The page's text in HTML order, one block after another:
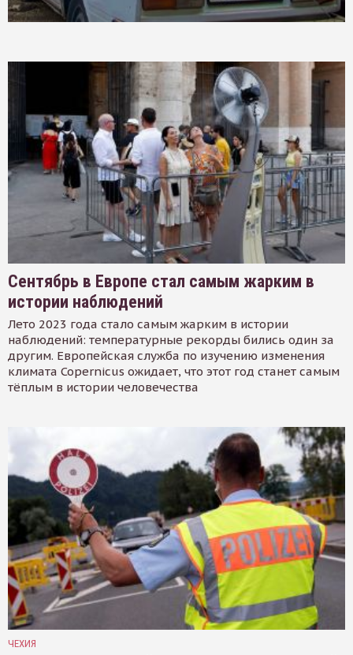
Сентябрь в Европе стал самым жарким в
истории наблюдений
Лето 2023 года стало самым жарким в истории
наблюдений: температурные рекорды бились один за
другим. Европейская служба по изучению изменения
климата Copernicus ожидает, что этот год станет самым
тёплым в истории человечества
ЧЕХИЯ